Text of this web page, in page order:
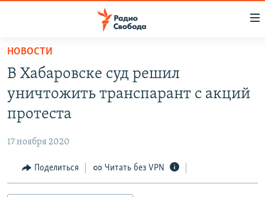
упрощенного
доступа
основному
Вернутся
ПРОГРАММЫ
ПОДКАСТЫ
АВТОРСКИЕ ПРОЕКТЫ
МНЕНИЯ
КУЛЬТУРА
НОВОСТИ
В Хабаровске суд решил
уничтожить транспарант с акций
протеста
17 ноября 2020
Поделиться Читать без VPN